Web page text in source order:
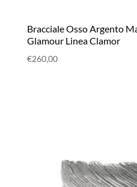
Bracciale Osso Argento
Glamour Linea Clamor
€260,00